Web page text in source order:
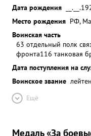
Дата рождения
Место рождения РФ,
Воинская часть
63 отдельный полк
фронта116 танковая
Дата поступления на
Воинское звание
Ещё
Медаль «За